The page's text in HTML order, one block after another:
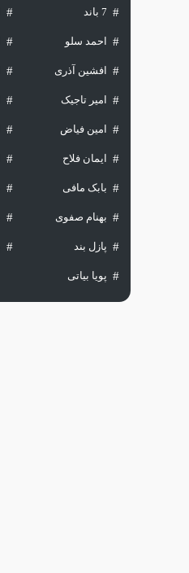
7 باند
احمد سلو
افشین آذری
امیر تاجیک
امین فیاض
ایمان فلاح
بابک مافی
بهنام صفوی
پازل بند
پویا بیاتی